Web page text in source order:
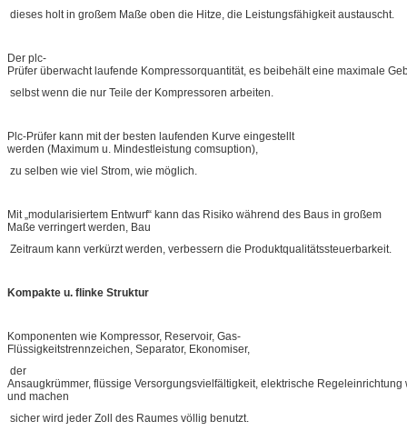
dieses holt in großem Maße oben die Hitze, die Leistungsfähigkeit austauscht.
Der plc-
Prüfer überwacht laufende Kompressorquantität, es beibehält eine maximale
selbst wenn die nur Teile der Kompressoren arbeiten.
Plc-Prüfer kann mit der besten laufenden Kurve eingestellt
werden (Maximum u. Mindestleistung comsuption),
zu selben wie viel Strom, wie möglich.
Mit „modularisiertem Entwurf“ kann das Risiko während des Baus in großem
Maße verringert werden, Bau
Zeitraum kann verkürzt werden, verbessern die Produktqualitätssteuerbarkeit.
Kompakte u. flinke Struktur
Komponenten wie Kompressor, Reservoir, Gas-
Flüssigkeitstrennzeichen, Separator, Ekonomiser,
der
Ansaugkrümmer, flüssige Versorgungsvielfältigkeit, elektrische
und machen
sicher wird jeder Zoll des Raumes völlig benutzt.